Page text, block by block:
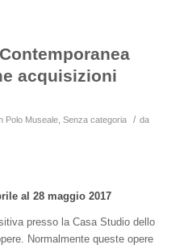
acquisizioni
Polo Museale, Senza categoria / da
al 28 maggio 2017
presso la Casa Studio dello
Normalmente queste opere